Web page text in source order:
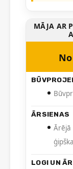
MĀJA AR
ĀRSIENAS
Ārējā
LOGI UN